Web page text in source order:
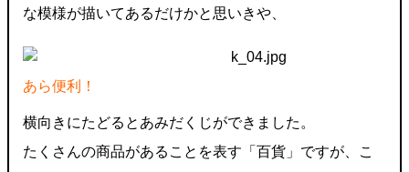
な模様が描いてあるだけかと思いきや、
あら便利！
横向きにたどるとあみだくじができました。
たくさんの商品があることを表す「百貨」ですが、こ